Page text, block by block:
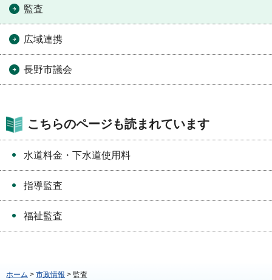
監査
広域連携
長野市議会
こちらのページも読まれています
水道料金・下水道使用料
指導監査
福祉監査
ホーム > 市政情報 > 監査